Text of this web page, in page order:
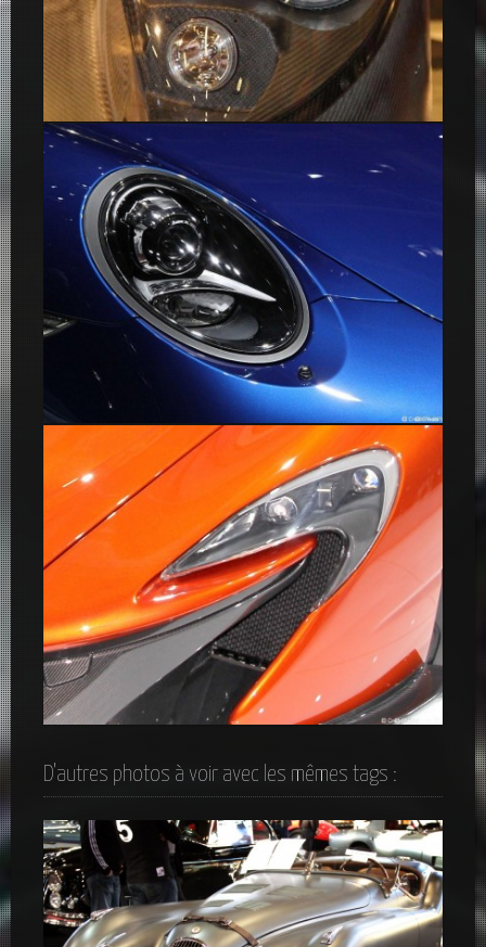
Optique phare Honda
Optique phare Porsche
D'autres photos à voir avec les mêmes tags :